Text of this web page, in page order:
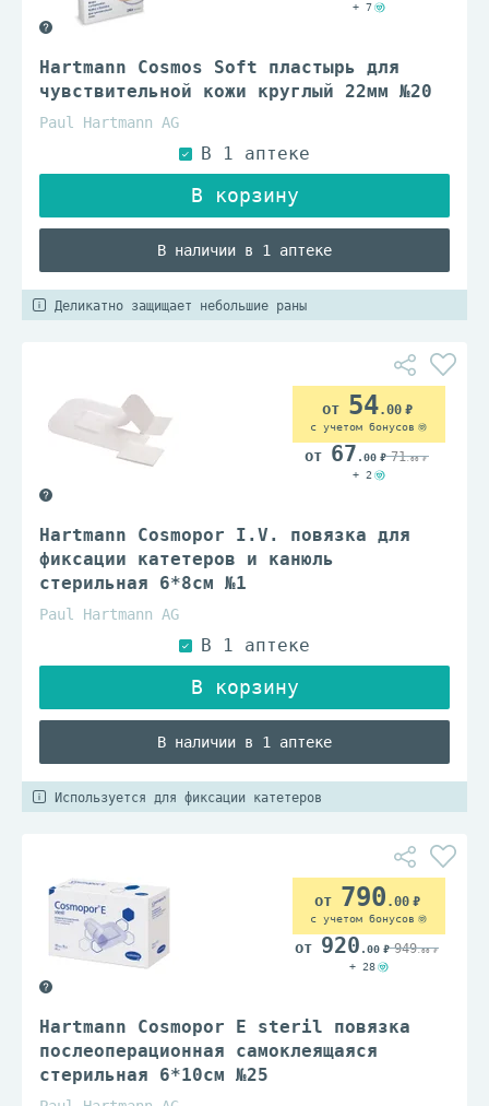
Hartmann Cosmos Soft пластырь для
чувствительной кожи круглый 22мм №20
Paul Hartmann AG
В наличии в 1 аптеке
+ 7
Деликатно защищает небольшие раны
Hartmann Cosmopor I.V. повязка для
фиксации катетеров и канюль
стерильная 6*8см №1
Paul Hartmann AG
В наличии в 1 аптеке
54.00
с учетом бонусов
67 .00 71.00
+ 2
Используется для фиксации катетеров
Hartmann Cosmopor E steril повязка
послеоперационная самоклеящаяся
стерильная 6*10см №25
790 .00
с учетом бонусов
920 .00 949.00
+ 28